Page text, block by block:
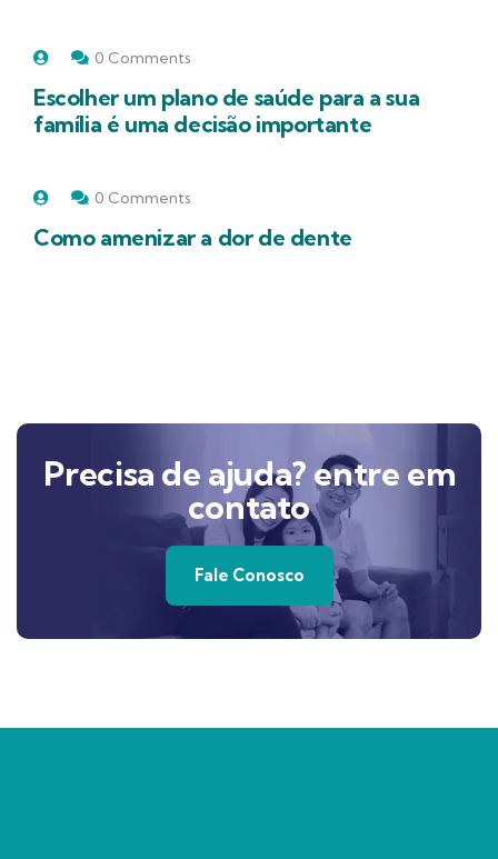
0 Comments
Escolher um plano de saúde para a sua
família é uma decisão importante
0 Comments
Como amenizar a dor de dente
Precisa de ajuda? entre em
contato
Fale Conosco